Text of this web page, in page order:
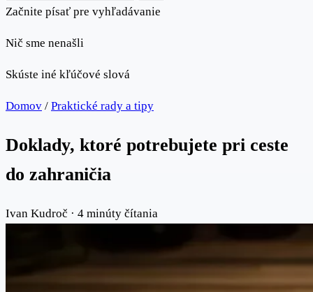
Začnite písať pre vyhľadávanie
Nič sme nenašli
Skúste iné kľúčové slová
Domov / Praktické rady a tipy
Doklady, ktoré potrebujete pri ceste
do zahraničia
Ivan Kudroč · 4 minúty čítania